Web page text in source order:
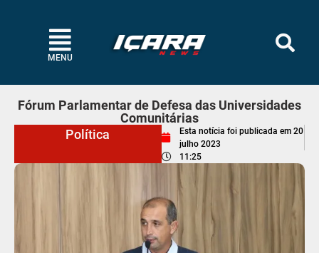
MENU
Fórum Parlamentar de Defesa das Universidades
Comunitárias
Política
Esta notícia foi publicada em 20
julho 2023
11:25